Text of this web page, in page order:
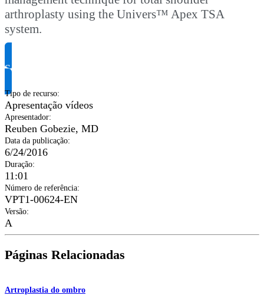
arthroplasty using the Univers™ Apex TSA
system.
Solicite informação do produto
Tipo de recurso:
Apresentação vídeos
Apresentador:
Reuben Gobezie, MD
Data da publicação:
6/24/2016
Duração:
11:01
Número de referência:
VPT1-00624-EN
Versão:
A
Páginas Relacionadas
Artroplastia do ombro